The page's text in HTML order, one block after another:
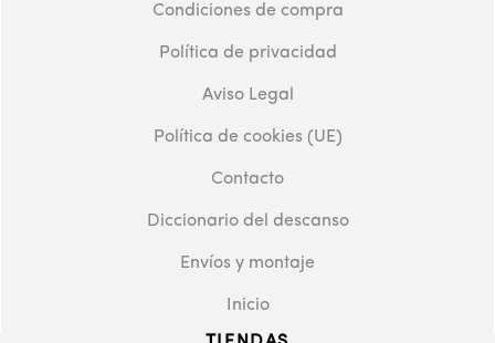
Condiciones de compra
Política de privacidad
Aviso Legal
Política de cookies (UE)
Contacto
Diccionario del descanso
Envíos y montaje
Inicio